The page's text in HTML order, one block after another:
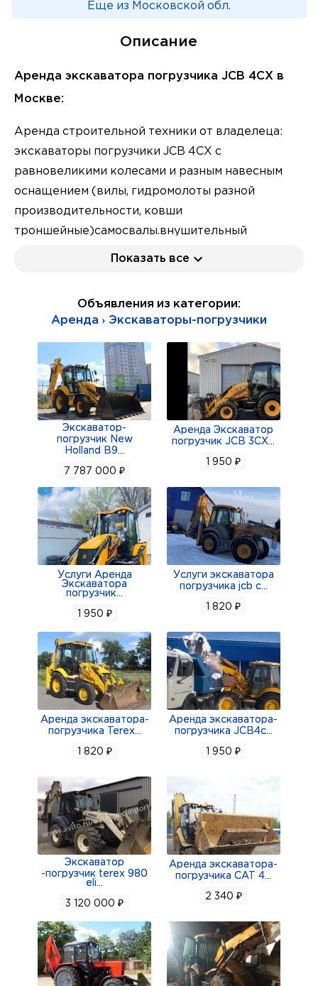
Еще из Московской обл.
Описание
Аренда экскаватора погрузчика JCB 4CX в
Москве:
Аренда строительной техники от владелеца:
экскаваторы погрузчики JCB 4CX с
равновеликими колесами и разным навесным
оснащением (вилы, гидромолоты разной
производительности, ковши
троншейные)самосвалы.внушительный
автопарк спецтехники.
Аренда гидромолота 1т
Аренда троншейного ковша
Аренда вил
Аренда экскаватора погрузчика
Аренда самосвалов
Погрузочные работы
Рытье троншей, котлованов, планировка,
демонтаж, строительство, погрузка, бурение,
вывоз грунта / мусора / снега, расчистка
территорий и т.д.
Показать все
Объявления из категории:
Аренда › Экскаваторы-погрузчики
Экскаватор-
погрузчик New
Holland B9
7 787 000 ₽
Аренда Экскаватор
погрузчик JCB 3CX
1 950 ₽
Услуги Аренда
Экскаватора
погрузчик
1 950 ₽
Услуги экскаватора
погрузчика jcb c...
1 820 ₽
Аренда экскаватора-
погрузчика Terex...
1 820 ₽
Аренда экскаватора-
погрузчика JCB4c...
1 950 ₽
Экскаватор
-погрузчик terex 980
eli
3 120 000 ₽
Аренда экскаватора-
погрузчика CAT 4
2 340 ₽